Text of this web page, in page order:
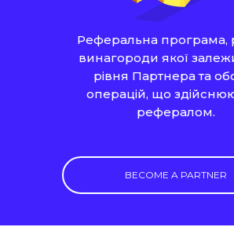
Реферальна програма,
винагороди якої
рівня Партнера та
операцій, що
рефералом.
BECOME A PARTNER